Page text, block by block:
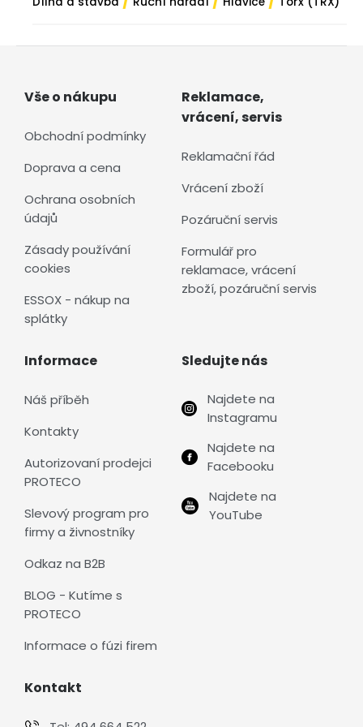
Vše o nákupu
Obchodní podmínky
Doprava a cena
Ochrana osobních
údajů
Zásady používání
cookies
ESSOX - nákup na
splátky
Reklamace,
vrácení, servis
Reklamační řád
Vrácení zboží
Pozáruční servis
Formulář pro
reklamace, vrácení
zboží, pozáruční servis
Informace
Náš příběh
Kontakty
Autorizovaní prodejci
PROTECO
Slevový program pro
firmy a živnostníky
Odkaz na B2B
BLOG - Kutíme s
PROTECO
Informace o fúzi firem
Sledujte nás
Najdete na
Instagramu
Najdete na
Facebooku
Najdete na
YouTube
Kontakt